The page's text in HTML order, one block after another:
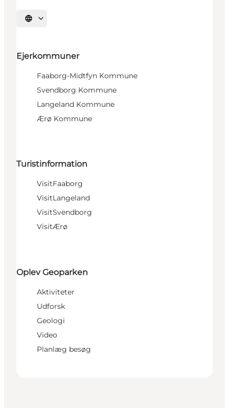
Vælg sprog
Ejerkommuner
Faaborg-Midtfyn Kommune
Svendborg Kommune
Langeland Kommune
Ærø Kommune
Turistinformation
VisitFaaborg
VisitLangeland
VisitSvendborg
VisitÆrø
Oplev Geoparken
Aktiviteter
Udforsk
Geologi
Video
Planlæg besøg